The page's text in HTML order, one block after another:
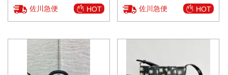
佐川急便 HOT 佐川急便 HOT